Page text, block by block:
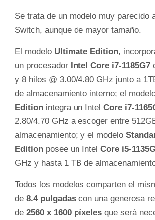
Se trata de un modelo muy parecido
Switch, aunque de mayor tamaño.
El modelo Ultimate Edition,
un procesador Intel Core i7-1185G7
y 8 hilos @ 3.00/4.80 GHz junto a
de almacenamiento interno; el modelo
Edition integra un Intel Core i7-
2.80/4.70 GHz a escoger entre
almacenamiento; y el modelo
Edition posee un Intel Core i5-
GHz y hasta 1 TB de
Todos los modelos comparten el
de 8.4 pulgadas con una generosa
de 2560 x 1600 píxeles que será